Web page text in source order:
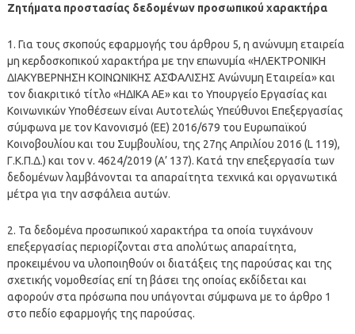
Ζητήματα προστασίας δεδομένων προσωπικού χαρακτήρα
1. Για τους σκοπούς εφαρμογής του άρθρου 5, η ανώνυμη εταιρεία
μη κερδοσκοπικού χαρακτήρα με την επωνυμία «ΗΛΕΚΤΡΟΝΙΚΗ
ΔΙΑΚΥΒΕΡΝΗΣΗ ΚΟΙΝΩΝΙΚΗΣ ΑΣΦΑΛΙΣΗΣ Ανώνυμη Εταιρεία» και
τον διακριτικό τίτλο «ΗΔΙΚΑ ΑΕ» και το Υπουργείο Εργασίας και
Κοινωνικών Υποθέσεων είναι Αυτοτελώς Υπεύθυνοι Επεξεργασίας
σύμφωνα με τον Κανονισμό (ΕΕ) 2016/679 του Ευρωπαϊκού
Κοινοβουλίου και του Συμβουλίου, της 27ης Απριλίου 2016 (L 119),
Γ.Κ.Π.Δ.) και τον ν. 4624/2019 (Α’ 137). Κατά την επεξεργασία των
δεδομένων λαμβάνονται τα απαραίτητα τεχνικά και οργανωτικά
μέτρα για την ασφάλεια αυτών.
2. Τα δεδομένα προσωπικού χαρακτήρα τα οποία τυγχάνουν
επεξεργασίας περιορίζονται στα απολύτως απαραίτητα,
προκειμένου να υλοποιηθούν οι διατάξεις της παρούσας και της
σχετικής νομοθεσίας επί τη βάσει της οποίας εκδίδεται και
αφορούν στα πρόσωπα που υπάγονται σύμφωνα με το άρθρο 1
στο πεδίο εφαρμογής της παρούσας.